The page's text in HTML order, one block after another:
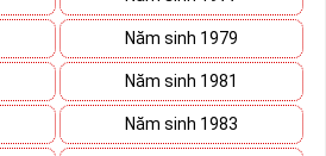
Năm sinh 1979
Năm sinh 1981
Năm sinh 1983